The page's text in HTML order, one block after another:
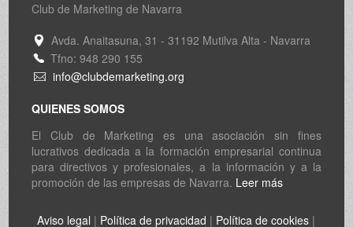
Club de Marketing de Navarra
Avda. Anaitasuna, 31 - 31192 Mutilva Alta - Navarra
Tfno: 948 290 155
info@clubdemarketing.org
QUIENES SOMOS
El Club de Marketing es una asociación sin fines
lucrativos dedicada a la formación empresarial continua
para directivos y profesionales, a la información y a la
promoción de las empresas de Navarra. Leer más
Aviso legal | Política de privacidad | Política de cookies |